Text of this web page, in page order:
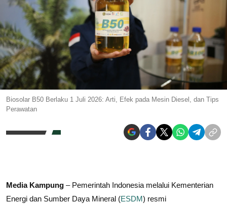
Biosolar B50 Berlaku 1 Juli 2026: Arti, Efek pada Mesin Diesel, dan Tips
Perawatan
Media Kampung – Pemerintah Indonesia melalui Kementerian
Energi dan Sumber Daya Mineral (ESDM) resmi